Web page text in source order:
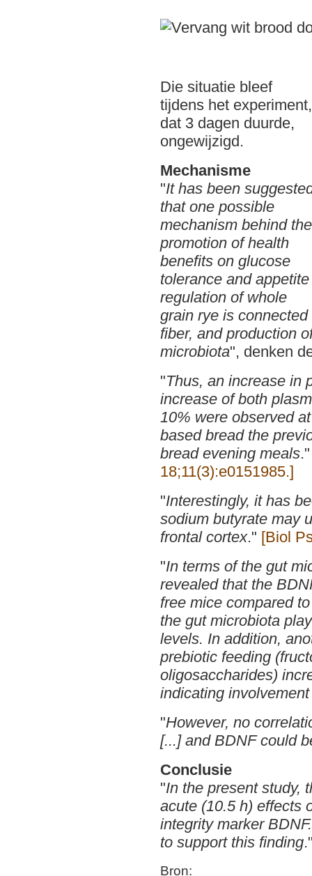
Die situatie bleef
tijdens het experiment,
dat 3 dagen duurde,
ongewijzigd.
Mechanisme
"It has been
that one possible
mechanism behind the
promotion of health
benefits on glucose
tolerance and appetite
regulation of whole
grain rye is
fiber, and production
microbiota", denken
"Thus, an increase in
increase of both
10% were observed
based bread the
bread evening meals
18;11(3):e0151985.]
"Interestingly, it has
sodium butyrate may
frontal cortex." [Biol
"In terms of the gut
revealed that the
free mice compared
the gut microbiota
levels. In addition,
prebiotic feeding
oligosaccharides)
indicating
"However, no
[...] and BDNF could
Conclusie
"In the present study,
acute (10.5 h) effects
integrity marker
to support this finding
Bron: